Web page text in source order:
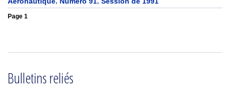
Page 1
Bulletins reliés